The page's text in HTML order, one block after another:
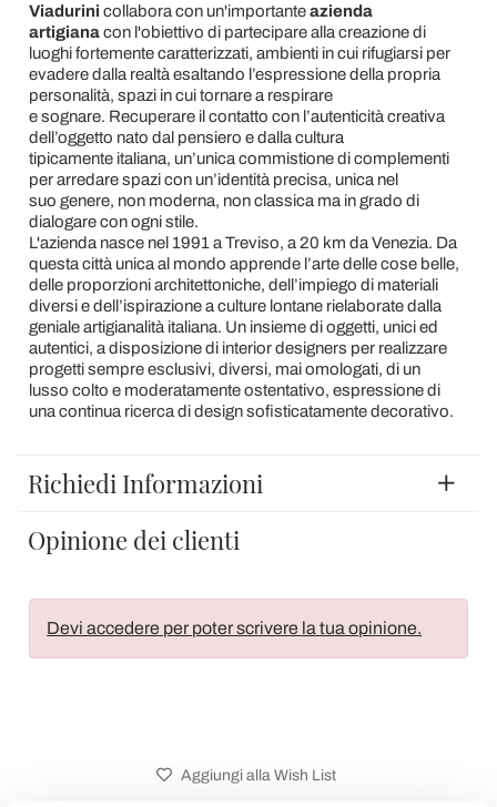
Viadurini collabora con un'importanteazienda
artigianacon l'obiettivo di partecipare alla creazione di
luoghi fortemente caratterizzati, ambienti in cui rifugiarsi per
evadere dalla realtà esaltando l’espressione della propria
personalità, spazi in cui tornare a respirare
e sognare. Recuperare il contatto con l’autenticità creativa
dell’oggetto nato dal pensiero e dalla cultura
tipicamente italiana, un’unica commistione di complementi
per arredare spazi con un’identità precisa, unica nel
suo genere, non moderna, non classica ma in grado di
dialogare con ogni stile.
L'azienda nasce nel 1991 a Treviso, a 20 km da Venezia. Da
questa città unica al mondo apprende l’arte delle cose belle,
delle proporzioni architettoniche, dell’impiego di materiali
diversi e dell’ispirazione a culture lontane rielaborate dalla
geniale artigianalità italiana. Un insieme di oggetti, unici ed
autentici, a disposizione di interior designers per realizzare
progetti sempre esclusivi, diversi, mai omologati, di un
lusso colto e moderatamente ostentativo, espressione di
una continua ricerca di design sofisticatamente decorativo.
Richiedi Informazioni
Opinione dei clienti
Devi accedere per poter scrivere la tua opinione.
Aggiungi alla Wish List